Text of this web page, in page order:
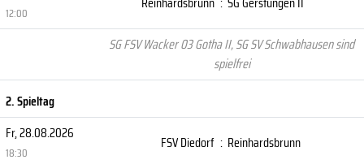
12:00
SG FSV Wacker 03 Gotha II, SG SV Schwabhausen sind
spielfrei
2. Spieltag
Fr, 28.08.2026
18:30
FSV Diedorf : Reinhardsbrunn